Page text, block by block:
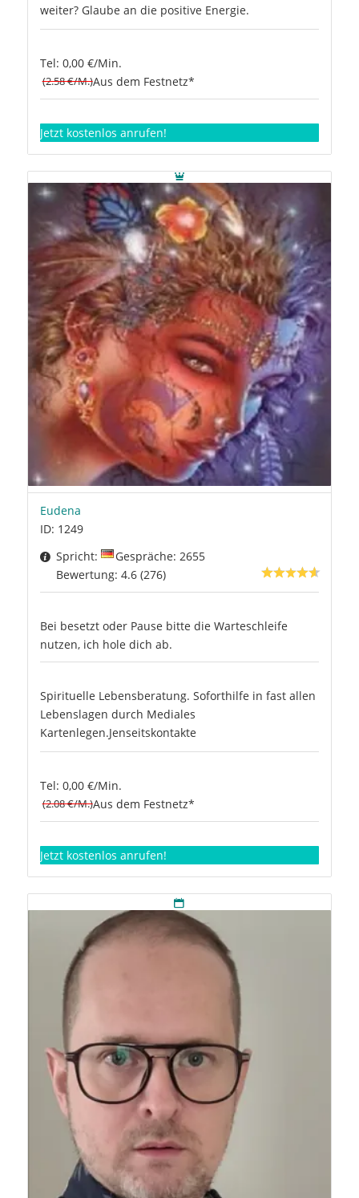
weiter? Glaube an die positive Energie.
Tel: 0,00 €/Min.
(2.58 €/M.)Aus dem Festnetz*
Jetzt kostenlos anrufen!
Eudena
ID: 1249
Spricht:
Gespräche: 2655
Bewertung: 4.6 (276)
Bei besetzt oder Pause bitte die Warteschleife
nutzen, ich hole dich ab.
Spirituelle Lebensberatung. Soforthilfe in fast allen
Lebenslagen durch Mediales
Kartenlegen.Jenseitskontakte
Tel: 0,00 €/Min.
(2.08 €/M.)Aus dem Festnetz*
Jetzt kostenlos anrufen!